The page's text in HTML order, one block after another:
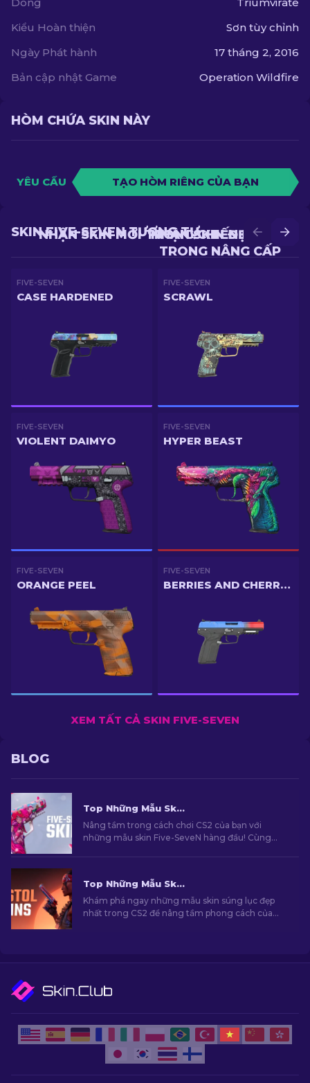
Kiểu Hoàn thiện
Sơn tùy chỉnh
Ngày Phát hành
17 tháng 2, 2016
Bản cập nhật Game
Operation Wildfire
HÒM CHỨA SKIN NÀY
YÊU CẦU TẠO HÒM RIÊNG CỦA BẠN
NHẬN SKIN ĐẸP HƠN
TRONG NÂNG CẤP
NHẬN SKIN MỚI TRONG CHIẾN ĐẤU
SKIN FIVE-SEVEN TƯƠNG TỰ
FIVE-SEVEN
CASE HARDENED
FIVE-SEVEN
SCRAWL
FIVE-SEVEN
VIOLENT DAIMYO
FIVE-SEVEN
HYPER BEAST
FIVE-SEVEN
ORANGE PEEL
FIVE-SEVEN
BERRIES AND CHERRIES
XEM TẤT CẢ SKIN FIVE-SEVEN
BLOG
Top Những Mẫu Skin Five-SeveN Hàng Đầu Trong CS2 [2026]
Nâng tầm trong cách chơi CS2 của bạn với
những mẫu skin Five-SeveN hàng đầu! Cùng
của bạn.
Top Những Mẫu Skin Súng Lục Đẹp Nhất Trong CS2 [2026]
Khám phá ngay những mẫu skin súng lục đẹp
nhất trong CS2 để nâng tầm phong cách của